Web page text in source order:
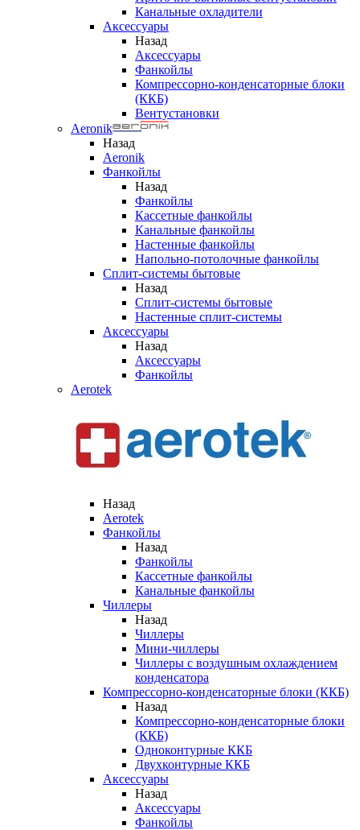
Канальные охладители
Аксессуары
Назад
Аксессуары
Фанкойлы
Компрессорно-конденсаторные блоки
(ККБ)
Вентустановки
Aeronik
Назад
Aeronik
Фанкойлы
Назад
Фанкойлы
Кассетные фанкойлы
Канальные фанкойлы
Настенные фанкойлы
Напольно-потолочные фанкойлы
Сплит-системы бытовые
Назад
Сплит-системы бытовые
Настенные сплит-системы
Аксессуары
Назад
Аксессуары
Фанкойлы
Aerotek
Назад
Aerotek
Фанкойлы
Назад
Фанкойлы
Кассетные фанкойлы
Канальные фанкойлы
Чиллеры
Назад
Чиллеры
Мини-чиллеры
Чиллеры с воздушным охлаждением
конденсатора
Компрессорно-конденсаторные блоки (ККБ)
Назад
Компрессорно-конденсаторные блоки
(ККБ)
Одноконтурные ККБ
Двухконтурные ККБ
Аксессуары
Назад
Аксессуары
Фанкойлы